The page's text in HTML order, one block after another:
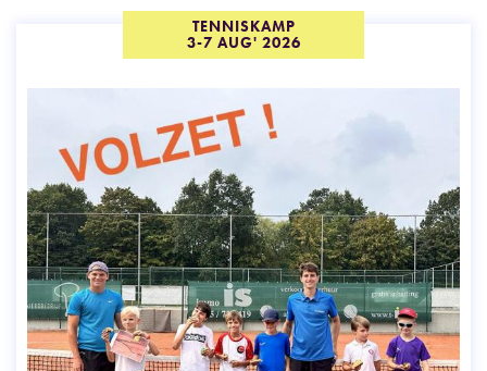
TENNISKAMP
3-7 AUG' 2026